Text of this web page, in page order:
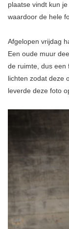
plaatse vindt kun
waardoor de hele
Afgelopen vrijdag
Een oude muur
de ruimte, dus een
lichten zodat deze
leverde deze foto